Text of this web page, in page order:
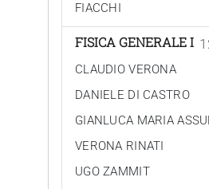
FIACCHI
FISICA GENERALE I
CLAUDIO VERONA
DANIELE DI CASTRO
GIANLUCA MARIA
VERONA RINATI
UGO ZAMMIT